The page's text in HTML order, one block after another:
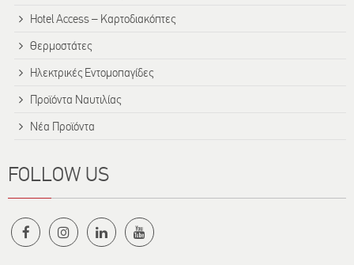
Hotel Access – Καρτοδιακόπτες
Θερμοστάτες
Ηλεκτρικές Εντομοπαγίδες
Προϊόντα Ναυτιλίας
Νέα Προϊόντα
FOLLOW US